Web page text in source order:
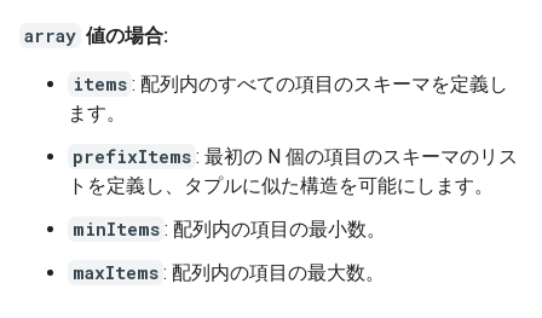
array 値の場合:
items : 配列内のすべての項目のスキーマを定義し
ます。
prefixItems : 最初の N 個の項目のスキーマのリス
トを定義し、タプルに似た構造を可能にします。
minItems : 配列内の項目の最小数。
maxItems : 配列内の項目の最大数。